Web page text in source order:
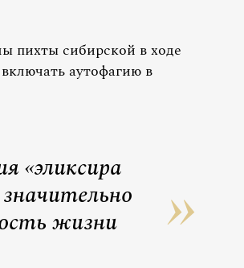
пихты сибирской в ходе
аутофагию в
«эликсира
жизни